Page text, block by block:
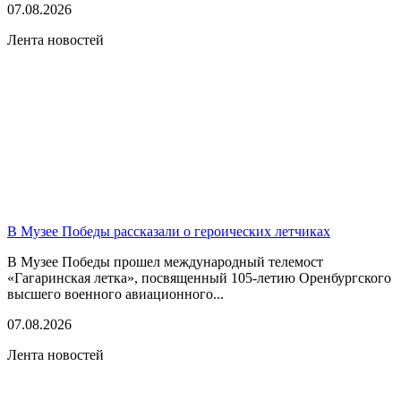
07.08.2026
Лента новостей
В Музее Победы рассказали о героических летчиках
В Музее Победы прошел международный телемост
«Гагаринская летка», посвященный 105-летию Оренбургского
высшего военного авиационного...
07.08.2026
Лента новостей